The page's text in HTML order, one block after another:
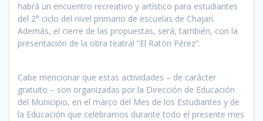
habrá un encuentro recreativo y artístico para estudiantes
del 2° ciclo del nivel primario de escuelas de Chajarí.
Además, el cierre de las propuestas, será, también, con la
presentación de la obra teatral “El Ratón Pérez”.
Cabe mencionar que estas actividades – de carácter
gratuito – son organizadas por la Dirección de Educación
del Municipio, en el marco del Mes de los Estudiantes y de
la Educación que celebramos durante todo el presente mes